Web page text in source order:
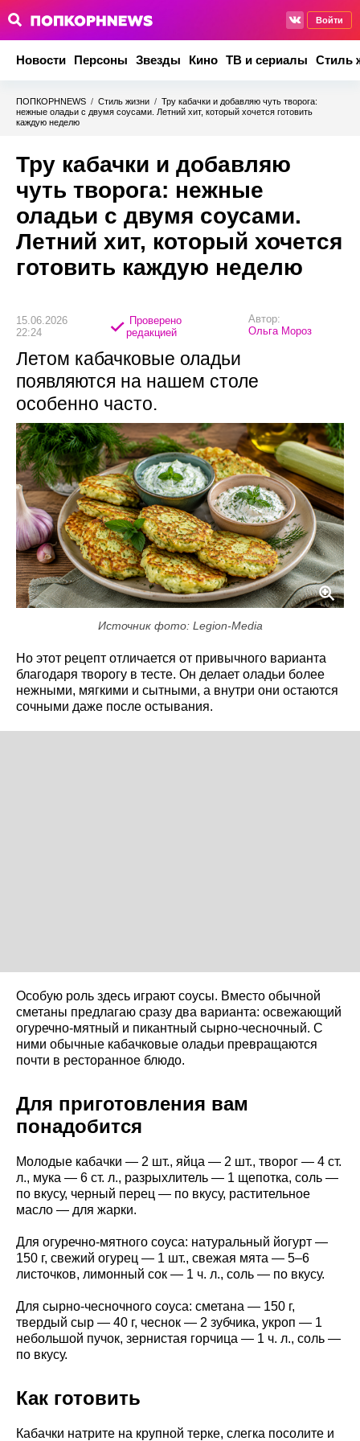
Войти
Новости Персоны Звезды Кино ТВ и сериалы Стиль
ПОПКОРНNEWS / Стиль жизни / Тру кабачки и добавляю чуть творога:
нежные оладьи с двумя соусами. Летний хит, который хочется готовить
каждую неделю
Тру кабачки и добавляю
чуть творога: нежные
оладьи с двумя соусами.
Летний хит, который хочется
готовить каждую неделю
15.06.2026
22:24
Проверено
редакцией
Автор:
Ольга Мороз
Летом кабачковые оладьи
появляются на нашем столе
особенно часто.
Источник фото: Legion-Media
Но этот рецепт отличается от привычного варианта
благодаря творогу в тесте. Он делает оладьи более
нежными, мягкими и сытными, а внутри они остаются
сочными даже после остывания.
Особую роль здесь играют соусы. Вместо обычной
сметаны предлагаю сразу два варианта: освежающий
огуречно-мятный и пикантный сырно-чесночный. С
ними обычные кабачковые оладьи превращаются
почти в ресторанное блюдо.
Для приготовления вам
понадобится
Молодые кабачки — 2 шт., яйца — 2 шт., творог — 4 ст.
л., мука — 6 ст. л., разрыхлитель — 1 щепотка, соль —
по вкусу, черный перец — по вкусу, растительное
масло — для жарки.
Для огуречно-мятного соуса: натуральный йогурт —
150 г, свежий огурец — 1 шт., свежая мята — 5–6
листочков, лимонный сок — 1 ч. л., соль — по вкусу.
Для сырно-чесночного соуса: сметана — 150 г,
твердый сыр — 40 г, чеснок — 2 зубчика, укроп — 1
небольшой пучок, зернистая горчица — 1 ч. л., соль —
по вкусу.
Как готовить
Кабачки натрите на крупной терке, слегка посолите и